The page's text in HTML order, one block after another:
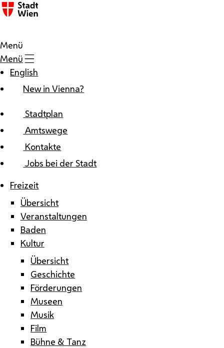
Zum Inhalt
Menü
Menü
English
New in Vienna?
Stadtplan
Amtswege
Kontakte
Jobs bei der Stadt
Freizeit
Übersicht
Veranstaltungen
Baden
Kultur
Übersicht
Geschichte
Förderungen
Museen
Musik
Film
Bühne & Tanz